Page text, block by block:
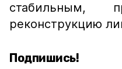
стабильным,
реконструкцию
Подпишись!